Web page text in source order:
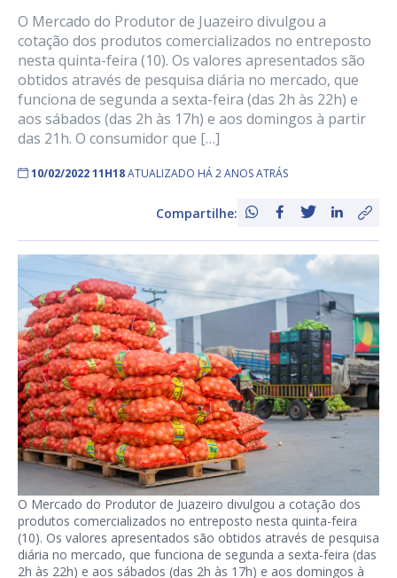
O Mercado do Produtor de Juazeiro divulgou a
cotação dos produtos comercializados no entreposto
nesta quinta-feira (10). Os valores apresentados são
obtidos através de pesquisa diária no mercado, que
funciona de segunda a sexta-feira (das 2h às 22h) e
aos sábados (das 2h às 17h) e aos domingos à partir
das 21h. O consumidor que […]
10/02/2022 11H18ATUALIZADO HÁ 2 ANOS ATRÁS
Compartilhe:
O Mercado do Produtor de Juazeiro divulgou a cotação dos
produtos comercializados no entreposto nesta quinta-feira
(10). Os valores apresentados são obtidos através de pesquisa
diária no mercado, que funciona de segunda a sexta-feira (das
2h às 22h) e aos sábados (das 2h às 17h) e aos domingos à